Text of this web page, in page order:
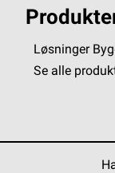
Løsninger
Se alle